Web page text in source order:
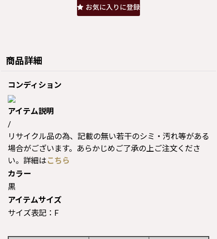
お気に入りに登録
商品詳細
コンディション
アイテム説明
/
リサイクル品の為、記載の無い若干のシミ・汚れ等がある
場合がございます。あらかじめご了承の上ご注文くださ
い。詳細は こちら
カラー
黒
アイテムサイズ
サイズ表記：F